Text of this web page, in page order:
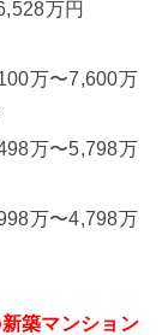
万円
万〜7,600万
万〜5,798万
万〜4,798万
築マンション